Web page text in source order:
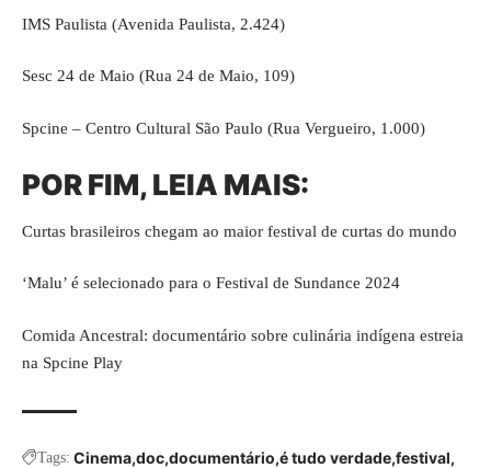
IMS Paulista (Avenida Paulista, 2.424)
Sesc 24 de Maio (Rua 24 de Maio, 109)
Spcine – Centro Cultural São Paulo (Rua Vergueiro, 1.000)
POR FIM, LEIA MAIS:
Curtas brasileiros chegam ao maior festival de curtas do mundo
‘Malu’ é selecionado para o Festival de Sundance 2024
Comida Ancestral: documentário sobre culinária indígena estreia
na Spcine Play
Tags: Cinema doc documentário é tudo verdade festival